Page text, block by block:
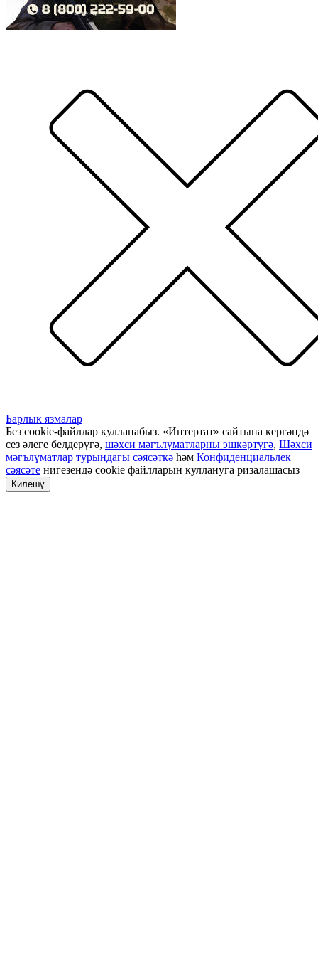
Барлык язмалар
Без cookie-файллар кулланабыз. «Интертат» сайтына кергәндә
сез әлеге белдерүгә, шәхси мәгълүматларны эшкәртүгә, Шәхси
мәгълүматлар турындагы сәясәткә һәм Конфиденциальлек
сәясәте нигезендә cookie файлларын куллануга ризалашасыз
Килешү